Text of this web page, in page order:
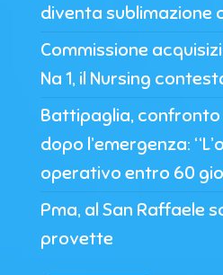
diventa sublimazione
Commissione
Na 1, il Nursing
Battipaglia,
dopo l’emergenza:
operativo entro 60
Pma, al San Raffaele
provette